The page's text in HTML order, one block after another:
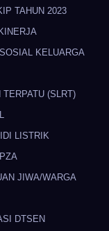
TAHUN 2023
KELUARGA
(SLRT)
LISTRIK
JIWA/WARGA
DTSEN